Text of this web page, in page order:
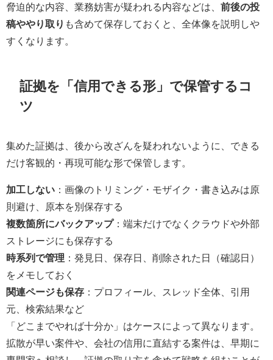
脅迫的な内容、業務妨害が疑われる内容などは、 前後の投
稿ややり取り も含めて保存しておくと、全体像を説明しや
すくなります。
証拠を「信用できる形」で保管するコ
ツ
集めた証拠は、後から改ざんを疑われないように、できる
だけ客観的・再現可能な形で保管します。
加工しない ：画像のトリミング・モザイク・書き込みは原
則避け、原本を別保存する
複数箇所にバックアップ：端末だけでなくクラウドや外部
ストレージにも保存する
時系列で管理 ：発見日、保存日、削除された日（確認日）
をメモしておく
関連ページも保存 ：プロフィール、スレッド全体、引用
元、検索結果など
「どこまでやれば十分か」はケースによって異なります。
拡散が早い案件や、会社の信用に直結する案件は、早期に